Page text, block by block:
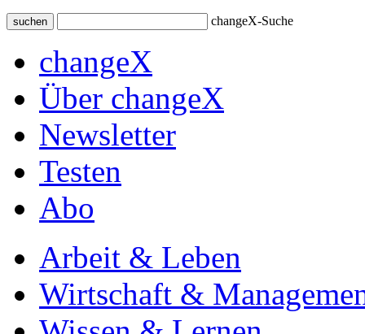
suchen changeX-Suche
changeX
Über changeX
Newsletter
Testen
Abo
Arbeit & Leben
Wirtschaft &